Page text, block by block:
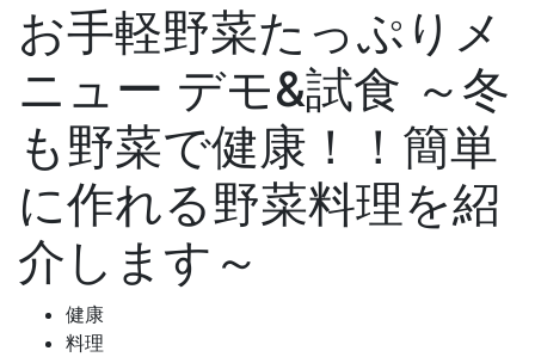
お手軽野菜たっぷりメ
ニュー デモ&試食 ～冬
も野菜で健康！！簡単
に作れる野菜料理を紹
介します～
健康
料理